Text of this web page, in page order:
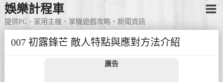
娛樂計程車
提供PC、家用主機、掌機遊戲攻略、新聞資訊
007 初露鋒芒 敵人特點與應對方法介紹
廣告